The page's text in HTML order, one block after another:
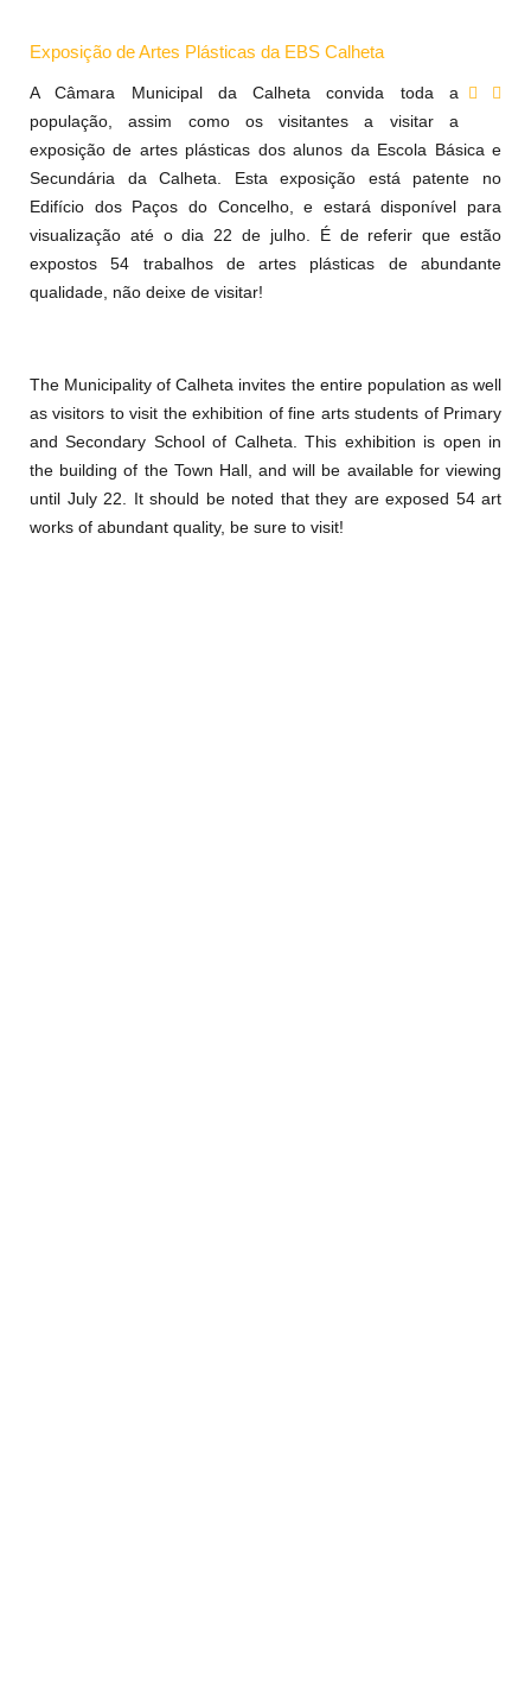
Exposição de Artes Plásticas da EBS Calheta
A Câmara Municipal da Calheta convida toda a
população, assim como os visitantes a visitar a
exposição de artes plásticas dos alunos da Escola Básica e
Secundária da Calheta. Esta exposição está patente no
Edifício dos Paços do Concelho, e estará disponível para
visualização até o dia 22 de julho. É de referir que estão
expostos 54 trabalhos de artes plásticas de abundante
qualidade, não deixe de visitar!
The Municipality of Calheta invites the entire population as well
as visitors to visit the exhibition of fine arts students of Primary
and Secondary School of Calheta. This exhibition is open in
the building of the Town Hall, and will be available for viewing
until July 22. It should be noted that they are exposed 54 art
works of abundant quality, be sure to visit!